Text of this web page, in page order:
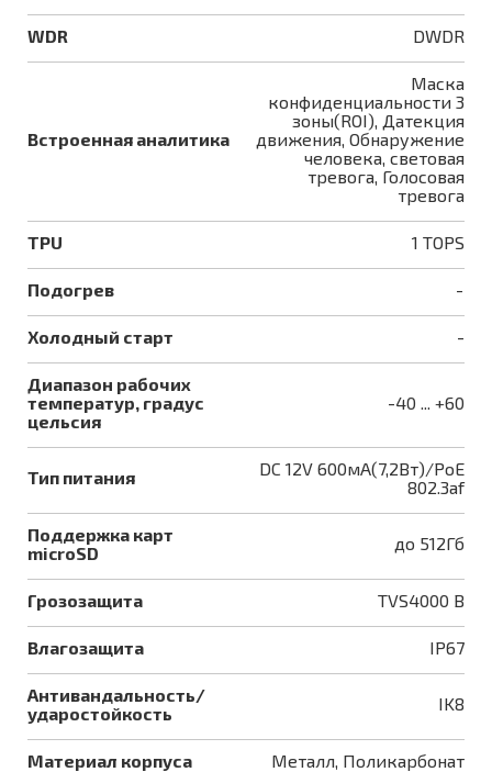
WDR DWDR
Встроенная аналитика
Маска
конфиденциальности 3
зоны(ROI), Датекция
движения, Обнаружение
человека, световая
тревога, Голосовая
тревога
TPU 1 TOPS
Подогрев -
Холодный старт -
Диапазон рабочих
температур, градус
цельсия
-40 ... +60
Тип питания
DC 12V 600мА(7,2Вт)/PoE
802.3af
Поддержка карт
microSD
до 512Гб
Грозозащита TVS4000 B
Влагозащита IP67
Антивандальность/
ударостойкость
IK8
Материал корпуса Металл, Поликарбонат